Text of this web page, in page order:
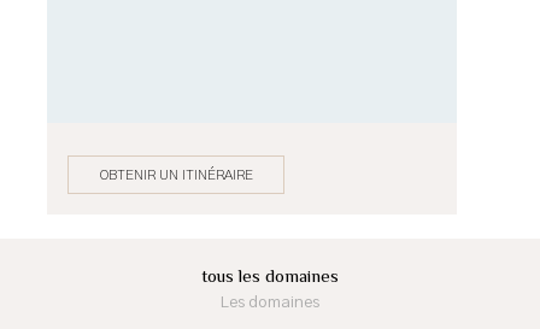
OBTENIR UN ITINÉRAIRE
tous les domaines
Les domaines